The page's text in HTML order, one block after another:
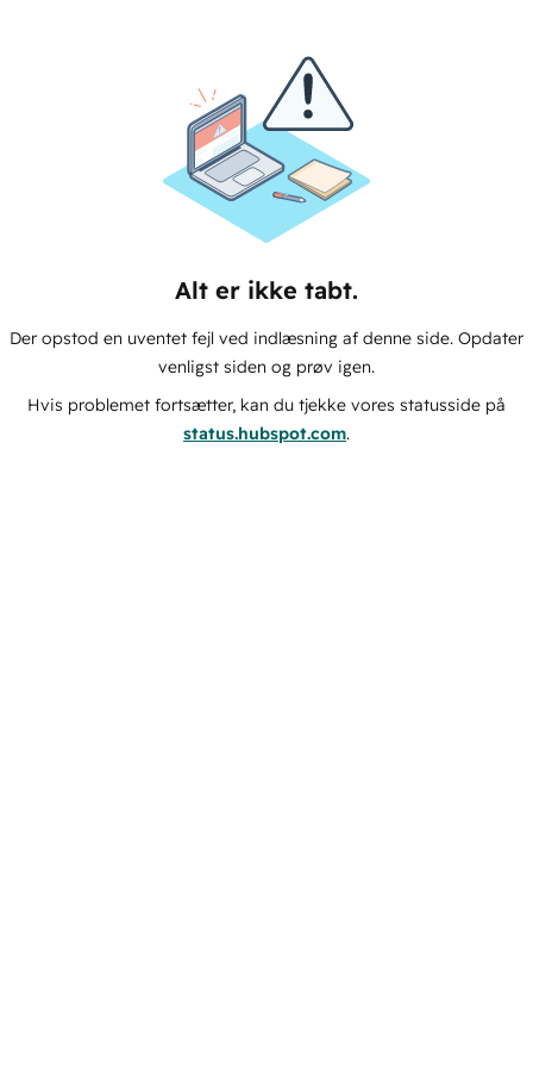
Alt er ikke tabt.
Der opstod en uventet fejl ved indlæsning af denne side. Opdater
venligst siden og prøv igen.
Hvis problemet fortsætter, kan du tjekke vores statusside på
status.hubspot.com.